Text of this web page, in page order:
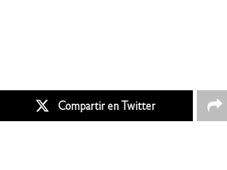
Compartir en Twitter